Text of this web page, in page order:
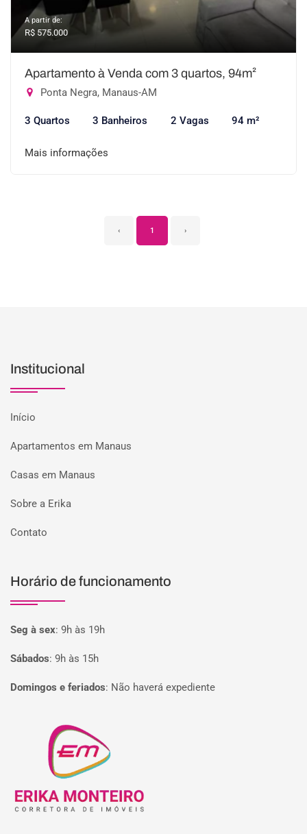
A partir de:
R$ 575.000
Apartamento à Venda com 3 quartos, 94m²
Ponta Negra, Manaus-AM
3 Quartos 3 Banheiros 2 Vagas 94 m²
Mais informações
‹ 1 ›
Institucional
Início
Apartamentos em Manaus
Casas em Manaus
Sobre a Erika
Contato
Horário de funcionamento
Seg à sex: 9h às 19h
Sábados: 9h às 15h
Domingos e feriados: Não haverá expediente
Página inicial